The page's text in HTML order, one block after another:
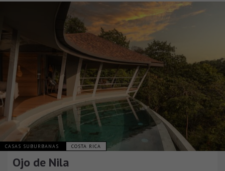
CASAS SUBURBANAS COSTA RICA
Ojo de Nila